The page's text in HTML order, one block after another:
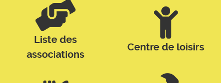
Liste des
associations
Centre de loisirs